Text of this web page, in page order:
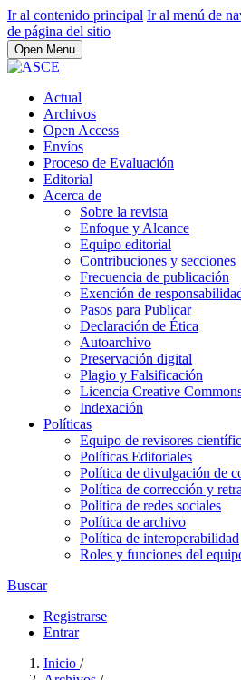
Ir al contenido principal Ir al menú de
de página del sitio
Open Menu
Actual
Archivos
Open Access
Envíos
Proceso de Evaluación
Editorial
Acerca de
Sobre la revista
Enfoque y Alcance
Equipo editorial
Contribuciones y secciones
Frecuencia de publicación
Exención de
Pasos para Publicar
Declaración de Ética
Autoarchivo
Preservación digital
Plagio y Falsificación
Licencia Creative
Indexación
Políticas
Equipo de revisores
Políticas Editoriales
Política de divulgación de
Política de corrección y
Política de redes sociales
Política de archivo
Política de interoperabilidad
Roles y funciones del
Buscar
Registrarse
Entrar
Inicio /